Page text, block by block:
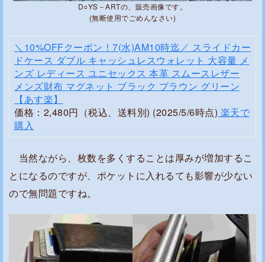
D○YS－ARTの、販売画像です。
(無断使用でごめんなさい)
＼10%OFFクーポン！7(水)AM10時迄／ スライドカー
ドケース ダブル キャッシュレスウォレット 大容量 メ
ンズ レディース ユニセックス 本革 スムースレザー
メンズ財布 マグネット ブラック ブラウン グリーン
【あす楽】
価格：2,480円（税込、送料別) (2025/5/6時点) 楽天で
購入
当然ながら、枚数を多くすることは厚みが増加するこ
とになるのですが、ポケットに入れるても影響が少ない
ので無問題ですね。